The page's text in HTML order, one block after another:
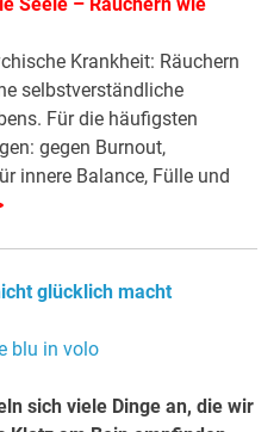
Krankheit: Räuchern
selbstverständliche
Für die häufigsten
gegen Burnout,
innere Balance, Fülle und
glücklich macht
sich viele Dinge an, die wir